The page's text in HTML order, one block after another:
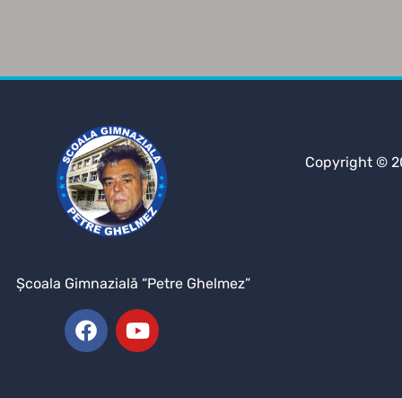
Şcoala Gimnazială “Petre Ghelmez”
Copyright ©